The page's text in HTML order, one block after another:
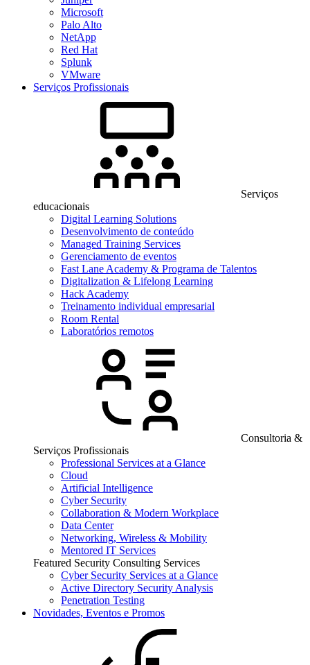
Microsoft
Palo Alto
NetApp
Red Hat
Splunk
VMware
Serviços Profissionais
Serviços
educacionais
Digital Learning Solutions
Desenvolvimento de conteúdo
Managed Training Services
Gerenciamento de eventos
Fast Lane Academy & Programa de Talentos
Digitalization & Lifelong Learning
Hack Academy
Treinamento individual empresarial
Room Rental
Laboratórios remotos
Consultoria &
Serviços Profissionais
Professional Services at a Glance
Cloud
Artificial Intelligence
Cyber Security
Collaboration & Modern Workplace
Data Center
Networking, Wireless & Mobility
Mentored IT Services
Featured Security Consulting Services
Cyber Security Services at a Glance
Active Directory Security Analysis
Penetration Testing
Novidades, Eventos e Promos